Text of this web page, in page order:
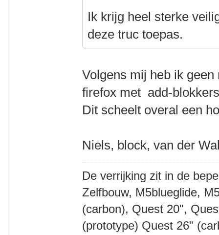
Ik krijg heel sterke
deze truc toepas.
Volgens mij heb ik
firefox met add-
Dit scheelt overal een
Niels, block, van der
De verrijking zit in de
Zelfbouw, M5blueglide,
(carbon), Quest 20",
(prototype) Quest 26"